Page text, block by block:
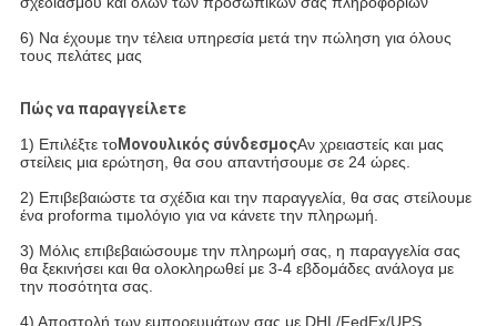
6) Να έχουμε την τέλεια υπηρεσία μετά την πώληση για όλους
τους πελάτες μας
Πώς να παραγγείλετε
1) Επιλέξτε τοΜονουλικός σύνδεσμοςΑν χρειαστείς και μας
στείλεις μια ερώτηση, θα σου απαντήσουμε σε 24 ώρες.
2) Επιβεβαιώστε τα σχέδια και την παραγγελία, θα σας στείλουμε
ένα proforma τιμολόγιο για να κάνετε την πληρωμή.
3) Μόλις επιβεβαιώσουμε την πληρωμή σας, η παραγγελία σας
θα ξεκινήσει και θα ολοκληρωθεί με 3-4 εβδομάδες ανάλογα με
την ποσότητα σας.
4) Αποστολή των εμπορευμάτων σας με DHL/FedEx/UPS,